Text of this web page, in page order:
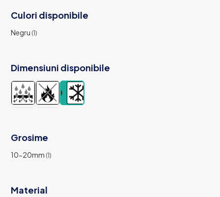
Culori disponibile
Negru (1)
Dimensiuni disponibile
Grosime
10-20mm (1)
Material